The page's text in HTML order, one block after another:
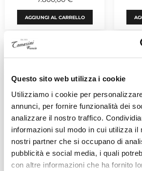
Questo sito web utilizza i cookie
Utilizziamo i cookie per
annunci, per fornire funzionalità dei
analizzare il nostro traffico.
informazioni sul modo in cui utilizza il
nostri partner che si occupano di
pubblicità e social media, i quali
con altre informazioni che ha fornito
AGGIUNGI AL CARRELLO
BREITLING
Top Time
Ref. AB01764A1C1X1
7.400,00 €